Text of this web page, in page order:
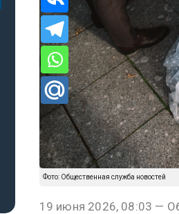
Фото: Общественная служба новостей
19 июня 2026, 08:03 —